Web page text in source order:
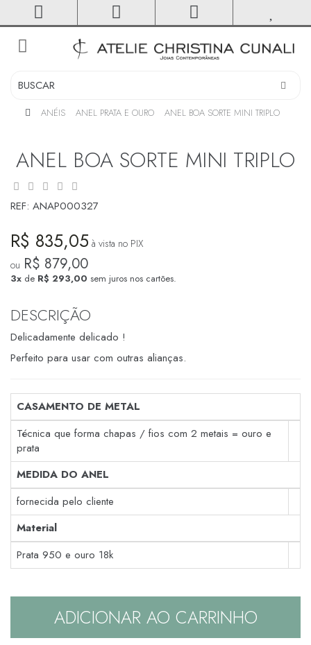
toggle
ANÉIS ANEL PRATA E OURO ANEL BOA SORTE MINI TRIPLO
ANEL BOA SORTE MINI TRIPLO
REF: ANAP000327
R$ 835,05 à vista no PIX
ou R$ 879,00
3x de R$ 293,00 sem juros nos cartões.
DESCRIÇÃO
Delicadamente delicado !
Perfeito para usar com outras alianças.
CASAMENTO DE METAL
Técnica que forma chapas / fios com 2 metais = ouro e
prata
MEDIDA DO ANEL
fornecida pelo cliente
Material
Prata 950 e ouro 18k
ADICIONAR AO CARRINHO